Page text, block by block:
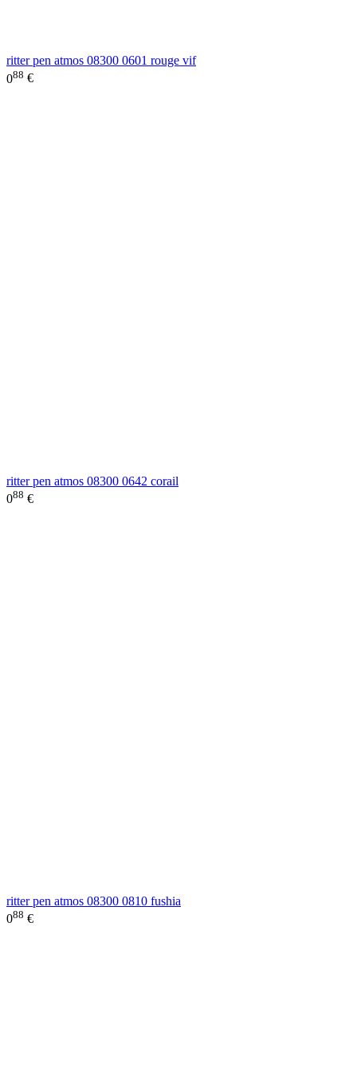
ritter pen atmos 08300 0601 rouge vif
088 €
ritter pen atmos 08300 0642 corail
088 €
ritter pen atmos 08300 0810 fushia
088 €